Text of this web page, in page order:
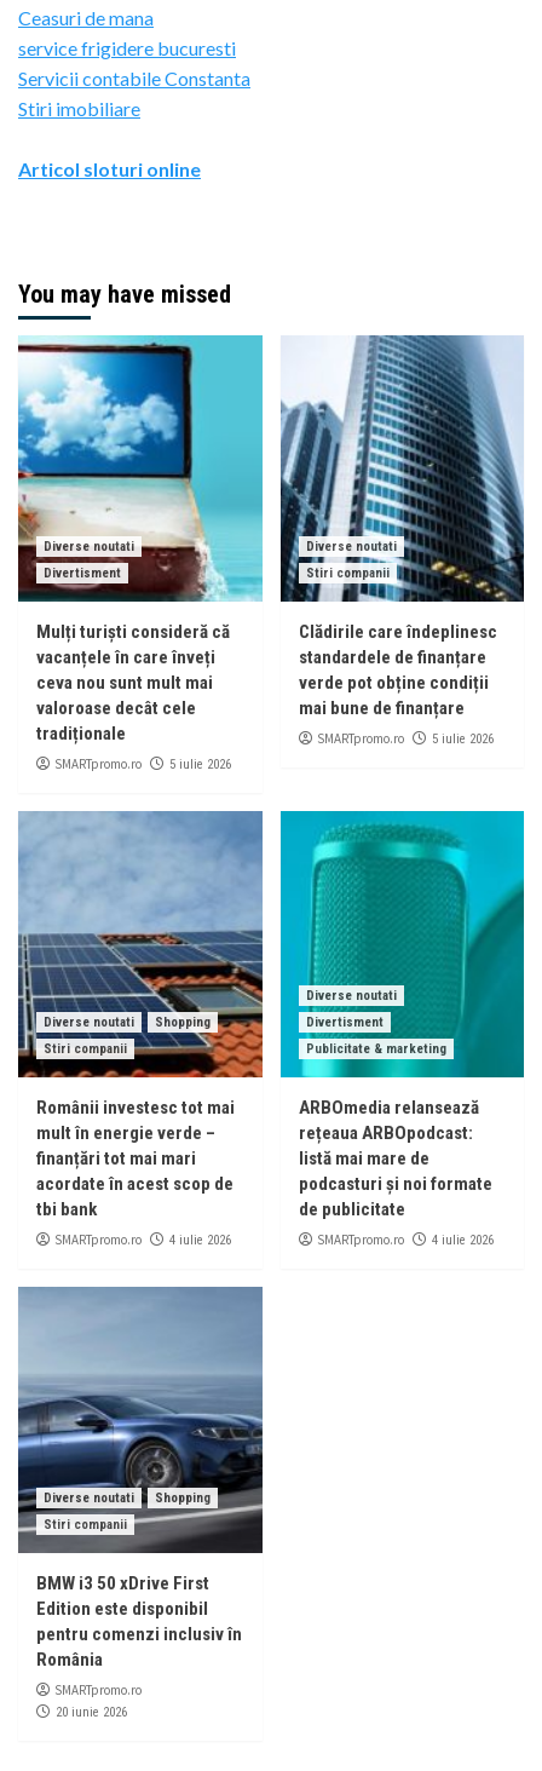
Ceasuri de mana
service frigidere bucuresti
Servicii contabile Constanta
Stiri imobiliare
Articol sloturi online
You may have missed
Diverse noutati
Divertisment
Mulți turiști consideră că
vacanțele în care înveți
ceva nou sunt mult mai
valoroase decât cele
tradiționale
SMARTpromo.ro 5 iulie 2026
Diverse noutati
Stiri companii
Clădirile care îndeplinesc
standardele de finanțare
verde pot obține condiții
mai bune de finanțare
SMARTpromo.ro 5 iulie 2026
Diverse noutati
Shopping
Stiri companii
Românii investesc tot mai
mult în energie verde –
finanțări tot mai mari
acordate în acest scop de
tbi bank
SMARTpromo.ro 4 iulie 2026
Diverse noutati
Divertisment
Publicitate & marketing
ARBOmedia relansează
rețeaua ARBOpodcast:
listă mai mare de
podcasturi și noi formate
de publicitate
SMARTpromo.ro 4 iulie 2026
Diverse noutati
Shopping
Stiri companii
BMW i3 50 xDrive First
Edition este disponibil
pentru comenzi inclusiv în
România
SMARTpromo.ro
20 iunie 2026